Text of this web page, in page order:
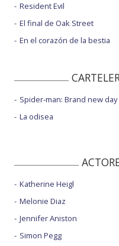
Resident Evil
El final de Oak Street
En el corazón de la bestia
Spider-man: Brand new day
La odisea
Katherine Heigl
Melonie Diaz
Jennifer Aniston
Simon Pegg